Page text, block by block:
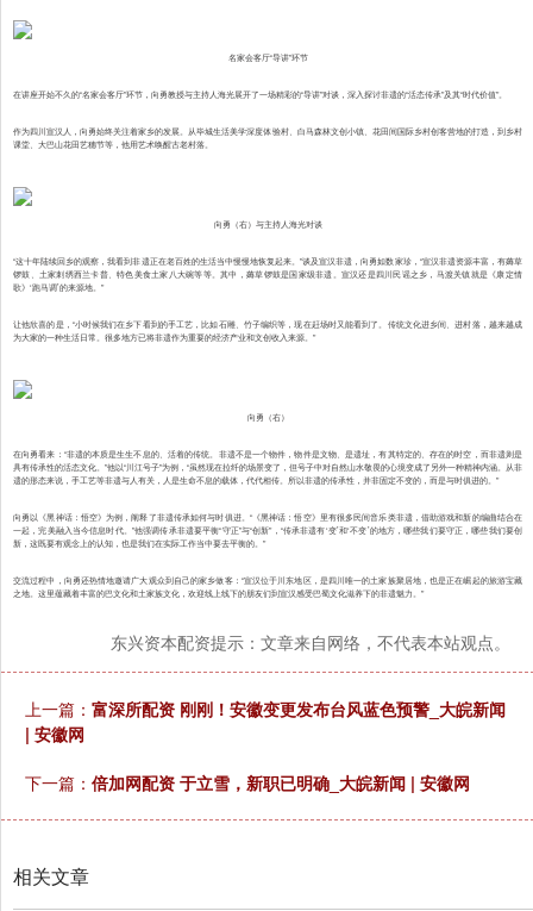
名家会客厅“导讲”环节
在讲座开始不久的“名家会客厅”环节，向勇教授与主持人海光展开了一场精彩的“导讲”对谈，深入探讨非遗的“活态传承”及其“时代价值”。
作为四川宣汉人，向勇始终关注着家乡的发展。从毕城生活美学深度体验村、白马森林文创小镇、花田间国际乡村创客营地的打造，到乡村
课堂、大巴山花田艺穗节等，他用艺术唤醒古老村落。
向勇（右）与主持人海光对谈
“这十年陆续回乡的观察，我看到非遗正在老百姓的生活当中慢慢地恢复起来。”谈及宣汉非遗，向勇如数家珍，“宣汉非遗资源丰富，有薅草
锣鼓、土家刺绣西兰卡普、特色美食土家八大碗等等。其中，薅草锣鼓是国家级非遗。宣汉还是四川民谣之乡，马渡关镇就是《康定情
歌》‘跑马调’的来源地。”
让他欣喜的是，“小时候我们在乡下看到的手工艺，比如石雕、竹子编织等，现在赶场时又能看到了。传统文化进乡间、进村落，越来越成
为大家的一种生活日常。很多地方已将非遗作为重要的经济产业和文创收入来源。”
向勇（右）
在向勇看来：“非遗的本质是生生不息的、活着的传统。非遗不是一个物件，物件是文物、是遗址，有其特定的、存在的时空，而非遗则是
具有传承性的活态文化。”他以“川江号子”为例，“虽然现在拉纤的场景变了，但号子中对自然山水敬畏的心境变成了另外一种精神内涵。从非
遗的形态来说，手工艺等非遗与人有关，人是生命不息的载体，代代相传。所以非遗的传承性，并非固定不变的，而是与时俱进的。”
向勇以《黑神话：悟空》为例，阐释了非遗传承如何与时俱进。“《黑神话：悟空》里有很多民间音乐类非遗，借助游戏和新的编曲结合在
一起，完美融入当今信息时代。”他强调传承非遗要平衡“守正”与“创新”，“传承非遗有‘变’和‘不变’的地方，哪些我们要守正，哪些我们要创
新，这既要有观念上的认知，也是我们在实际工作当中要去平衡的。”
交流过程中，向勇还热情地邀请广大观众到自己的家乡做客：“宣汉位于川东地区，是四川唯一的土家族聚居地，也是正在崛起的旅游宝藏
之地。这里蕴藏着丰富的巴文化和土家族文化，欢迎线上线下的朋友们到宣汉感受巴蜀文化滋养下的非遗魅力。”
东兴资本配资提示：文章来自网络，不代表本站观点。
上一篇： 富深所配资 刚刚！安徽变更发布台风蓝色预警_大皖新闻
| 安徽网
下一篇： 倍加网配资 于立雪，新职已明确_大皖新闻 | 安徽网
相关文章